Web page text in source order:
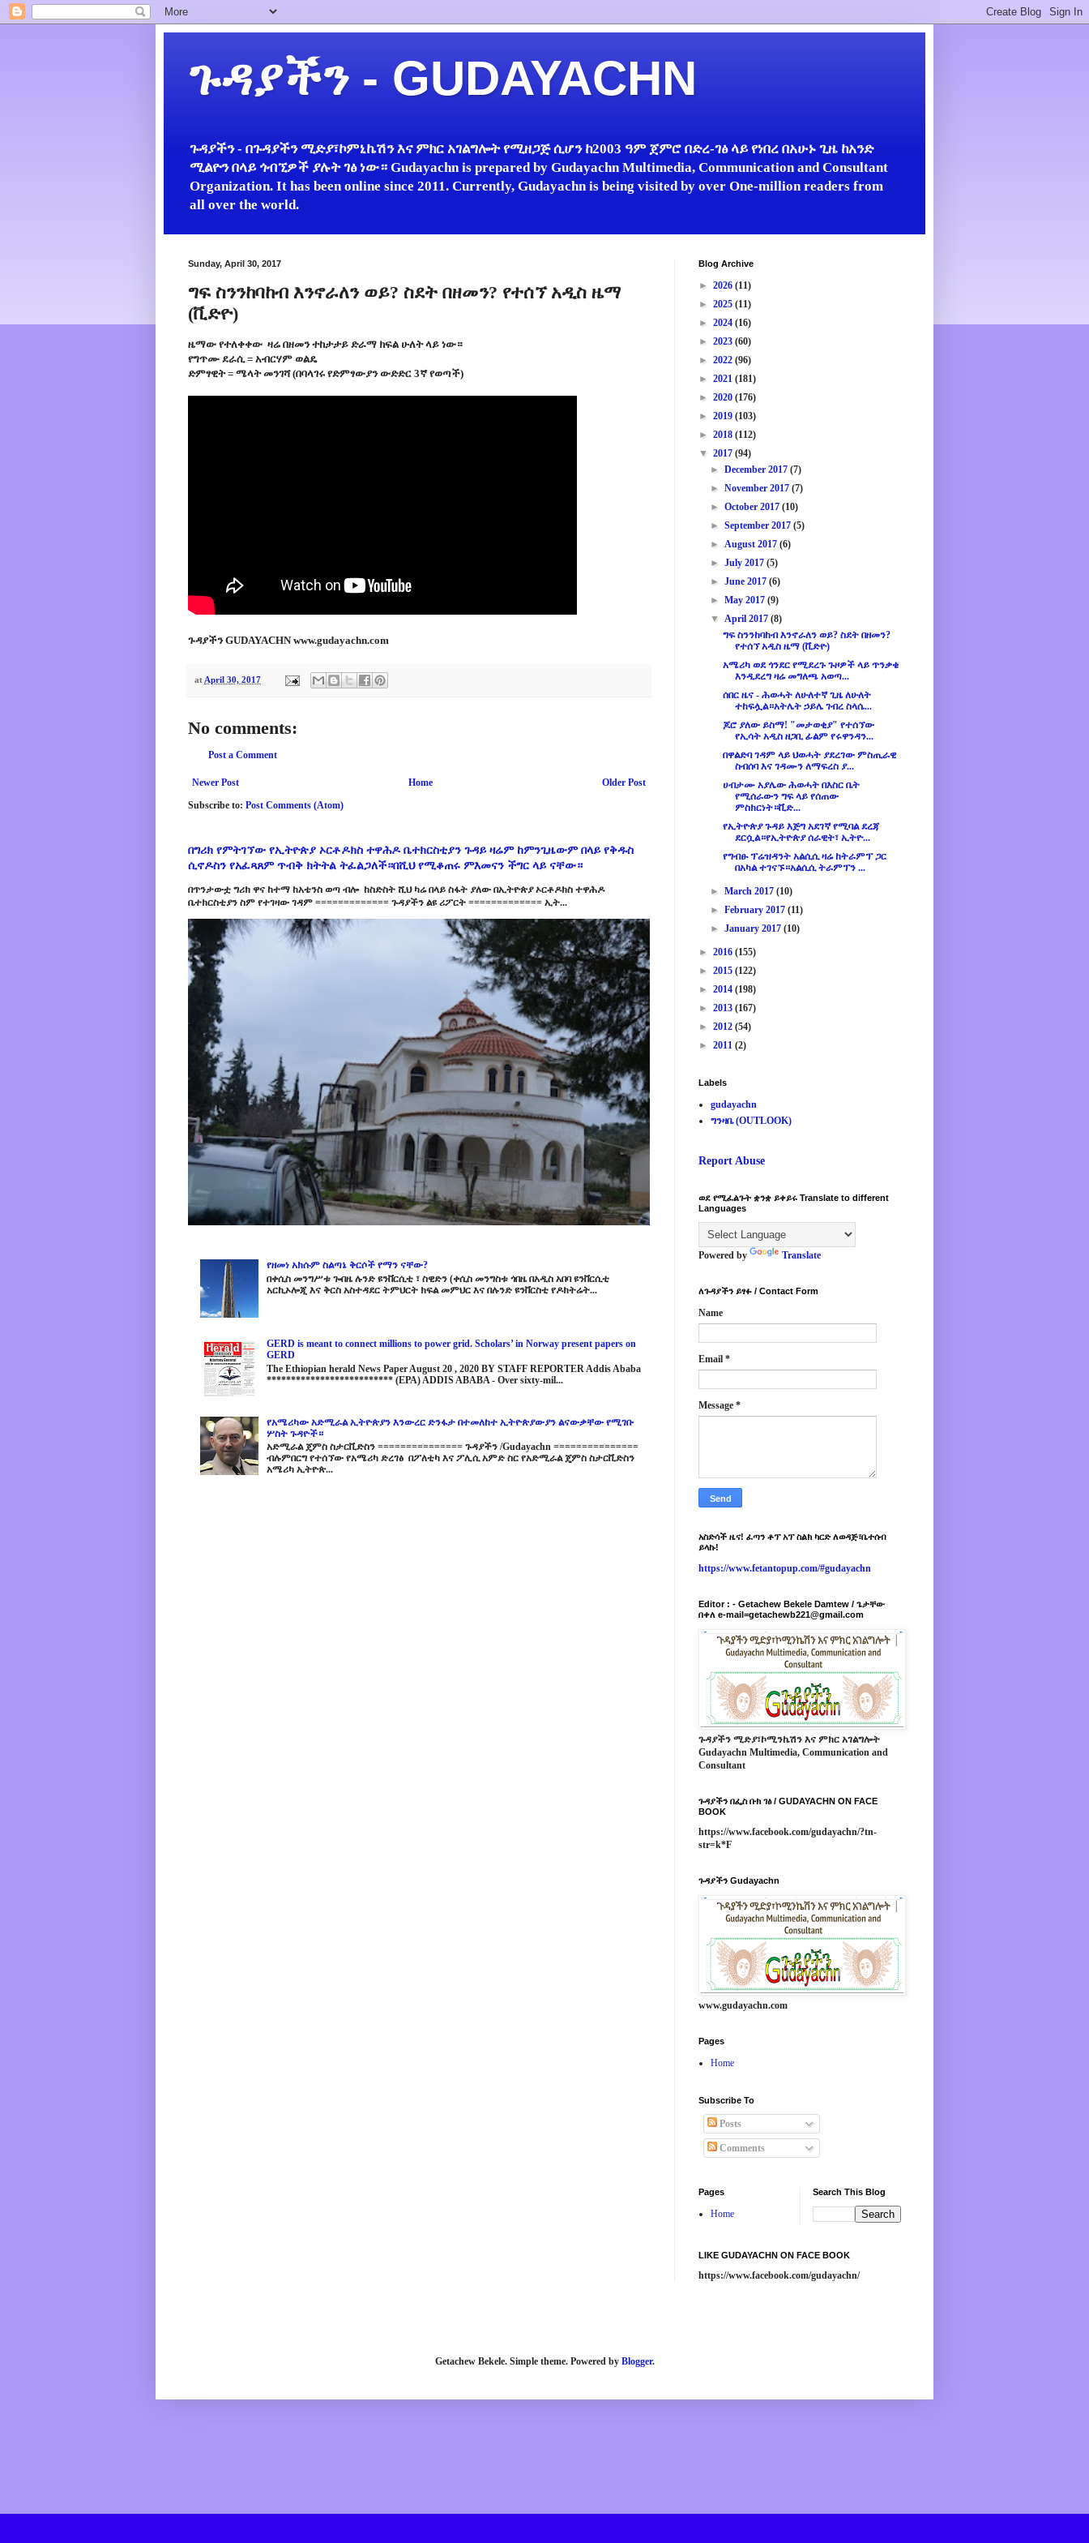
ጉዳያችን - GUDAYACHN
ጉዳያችን - በጉዳያችን ሚድያ፣ኮምኒኬሽን እና ምክር አገልግሎት የሚዘጋጅ ሲሆን ከ2003 ዓም ጀምሮ በድረ-ገፅ ላይ የነበረ በአሁኑ ጊዜ ከአንድ
ሚልዮን በላይ ጎብኚዎች ያሉት ገፅ ነው። Gudayachn is prepared by Gudayachn Multimedia, Communication and Consultant
Organization. It has been online since 2011. Currently, Gudayachn is being visited by over One-million readers from
all over the world.
Sunday, April 30, 2017
ግፍ ስንንከባከብ እንኖራለን ወይ? ስደት በዘመን? የተሰኘ አዲስ ዜማ
(ቪድዮ)
ዜማው የተለቀቀው ዛሬ በዘመን ተከታታይ ድራማ ክፍል ሁለት ላይ ነው።
የግጥሙ ደራሲ = አብርሃም ወልዴ
ድምፃዊት = ሜላት መንገሻ (በባላገሩ የድምፃውያን ውድድር 3ኛ የወጣች)
ጉዳያችን GUDAYACHN www.gudayachn.com
at April 30, 2017
No comments:
Post a Comment
Newer Post Older Post
Home
Subscribe to: Post Comments (Atom)
በግሪክ የምትገኘው የኢትዮጵያ ኦርቶዶክስ ተዋሕዶ ቤተክርስቲያን ጉዳይ ዛሬም ከምንጊዜውም በላይ የቅዱስ
ሲኖዶስን የአፈጻጸም ጥብቅ ክትትል ትፈልጋለች።በሺህ የሚቆጠሩ ምእመናን ችግር ላይ ናቸው።
በጥንታውቷ ግሪክ ዋና ከተማ ከአቴንስ ወጣ ብሎ ከስድስት ሺህ ካሬ በላይ ስፋት ያለው በኢትዮጵያ ኦርቶዶክስ ተዋሕዶ
ቤተክርስቲያን ስም የተገዛው ገዳም ============= ጉዳያችን ልዩ ሪፖርት ============= ኢት...
የዘመነ አክሱም ስልጣኔ ቅርሶች የማን ናቸው?
በቀሲስ መንግሥቱ ጐበዜ ሉንድ ዩንቨርሲቲ ፣ ስዊድን (ቀሲስ መንግስቱ ጎበዜ በአዲስ አበባ ዩንቨርሲቲ
አርኪኦሎጂ እና ቅርስ አስተዳደር ትምህርት ክፍል መምህር እና በሉንድ ዩንቨርስቲ የዶክትሬት...
GERD is meant to connect millions to power grid. Scholars’ in Norway present papers on
GERD
The Ethiopian herald News Paper August 20 , 2020 BY STAFF REPORTER Addis Ababa
************************** (EPA) ADDIS ABABA - Over sixty-mil...
የአሜሪካው አድሚራል ኢትዮጵያን እንውረር ድንፋታ በተመለከተ ኢትዮጵያውያን ልናውቃቸው የሚገቡ
ሦስት ጉዳዮች።
አድሚራል ጄምስ ስታርቪድስን =============== ጉዳያችን /Gudayachn ===============
ብሉምበርግ የተሰኘው የአሜሪካ ድረገፅ በፖለቲካ እና ፖሊሲ አምድ ስር የአድሚራል ጄምስ ስታርቪድስን
አሜሪካ ኢትዮጵ...
Blog Archive
► 2026 (11)
► 2025 (11)
► 2024 (16)
► 2023 (60)
► 2022 (96)
► 2021 (181)
► 2020 (176)
► 2019 (103)
► 2018 (112)
▼ 2017 (94)
►December 2017(7)
►November 2017(7)
►October 2017(10)
►September 2017(5)
►August 2017(6)
►July 2017(5)
►June 2017(6)
►May 2017(9)
▼April 2017(8)
ግፍ ስንንከባከብ እንኖራለን ወይ? ስደት በዘመን?
የተሰኘ አዲስ ዜማ (ቪድዮ)
አሜሪካ ወደ ጎንደር የሚደረጉ ጉዞዎች ላይ ጥንቃቄ
እንዲደረግ ዛሬ መግለጫ አወጣ...
ሰበር ዜና - ሕወሓት ለሁለተኛ ጊዜ ለሁለት
ተከፍሏል።አትሌት ኃይሌ ገብረ ስላሴ...
ጆሮ ያለው ይስማ! "መታወቂያ" የተሰኘው
የኢሳት አዲስ ዘጋቢ ፊልም የሩዋንዳን...
በዋልድባ ገዳም ላይ ህወሓት ያደረገው ምስጢራዊ
ስብሰባ እና ገዳሙን ለማፍረስ ያ...
ሀብታሙ አያሌው ሕወሓት በእስር ቤት
የሚሰራውን ግፍ ላይ የሰጠው
ምስክርነት።ቪድ...
የኢትዮጵያ ጉዳይ እጅግ አደገኛ የሚባል ደረጃ
ደርሷል።የኢትዮጵያ ሰራዊት፣ ኢትዮ...
የግብፁ ፕሬዝዳንት አልሲሲ ዛሬ ከትራምፕ ጋር
በአካል ተገናኙ።አልሲሲ ትራምፕን ...
►March 2017(10)
►February 2017(11)
►January 2017(10)
► 2016 (155)
► 2015 (122)
► 2014 (198)
► 2013 (167)
► 2012 (54)
► 2011 (2)
Labels
gudayachn
ግንዛቤ (OUTLOOK)
Report Abuse
ወደ የሚፈልጉት ቋንቋ ይቀይሩ Translate to different
Languages
Powered by Translate
ለጉዳያችን ይፃፉ / Contact Form
Name
Email *
Message *
አስድሳች ዜና! ፈጣን ቶፕ አፕ ስልክ ካርድ ለወዳጅ፣ቤተሰብ
ይላኩ!
https://www.fetantopup.com/#gudayachn
Editor : - Getachew Bekele Damtew / ጌታቸው
በቀለ e-mail=getachewb221@gmail.com
ጉዳያችን ሚድያ፣ኮሚንኬሽን እና ምክር አገልግሎት
Gudayachn Multimedia, Communication and
Consultant
ጉዳያችን በፌስ ቡክ ገፅ / GUDAYACHN ON FACE
BOOK
https://www.facebook.com/gudayachn/?tn-
str=k*F
ጉዳያችን Gudayachn
www.gudayachn.com
Pages
Home
Subscribe To
Posts
Comments
Pages
Home
Search This Blog
LIKE GUDAYACHN ON FACE BOOK
https://www.facebook.com/gudayachn/
Getachew Bekele. Simple theme. Powered by Blogger.